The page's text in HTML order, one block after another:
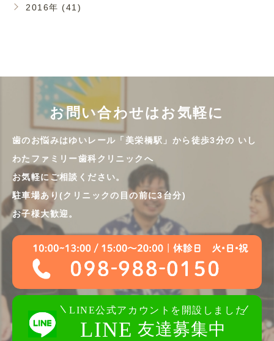
2016年 (41)
お問い合わせはお気軽に
歯のお悩みはゆいレール「美栄橋駅」から徒歩3分の いし
わたファミリー歯科クリニックへ
お気軽にご相談ください。
駐車場あり(クリニックの目の前に3台分)
お子様大歓迎。